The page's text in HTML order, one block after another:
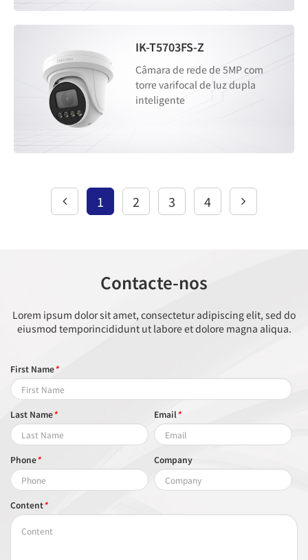
IK-T5703FS-Z
Câmara de rede de 5MP com
torre varifocal de luz dupla
inteligente
1 2 3 4
Contacte-nos
Lorem ipsum dolor sit amet, consectetur adipiscing elit, sed do
eiusmod temporincididunt ut labore et dolore magna aliqua.
First Name*
Last Name* Email*
Phone* Company
Content*